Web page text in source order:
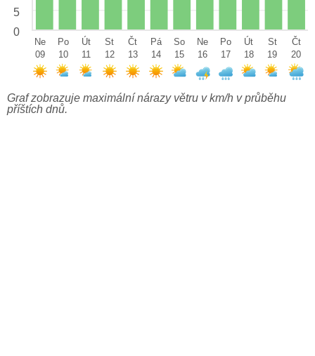
5
0
Ne
09
Po
10
Út
11
St
12
Čt
13
Pá
14
So
15
Ne
16
Po
17
Út
18
St
19
Čt
20
Graf zobrazuje maximální nárazy větru v km/h v průběhu
příštích dnů.